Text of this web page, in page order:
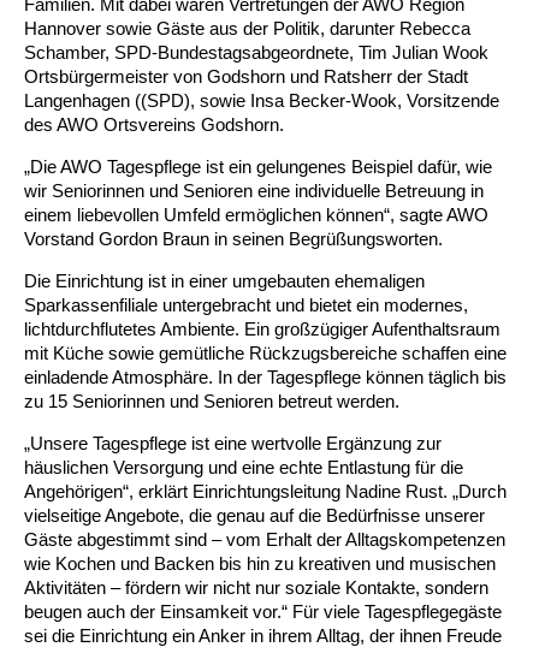
Ortsverein Arnum
Ortsverein Barsinghausen
Ortsverein Bennigsen
Ortsverein Bredenbeck
Ortsverein Godshorn
Ortsverein Garbsen
Ortsverein Fuhrberg
Ortsverein Berenbostel
Ortsverein Burgdorf
Ortsverein Burgdorf
Kindertagesstätte Freytagstraße
Kindertagesstätte Gehägestraße
Kindertagesstätte Gottfried-Keller-Straße /
Familienzentrum
Kindertagesstätte Große Pranke
Kindertagesstätte Herbartstraße
Kindertagesstätte Hiltrud-Grote-Weg
Kindertagesstätte Ibykusweg / Familienzentrum
Kindertagesstätte Johannes-Lau-Hof
Kindertagesstätte Klaus-Müller-Kilian-Weg /
“Mäuseburg” / Familienzentrum
Kindertagesstätte Elmstraße / Familienzentrum
Kindertagesstätte Freudenthalstraße /
Familienzentrum
Kindertagesstätte Freytagstraße
Kindertagesstätte Gehägestraße
Kindertagesstätte Gorch-Fock-Straße
Kindertagesstätte Gottfried-Keller-Straße /
Familienzentrum
Kindertagesstätte Harenberger Straße
Kindertagesstätte Herbartstraße
Kindertagesstätte Hiltrud-Grote-Weg
Kindertagesstätte Pfarrlandplatz
Kindertagesstätte Rosenbergstraße
Hort Salzmannstraße
Kindertagesstätte Schweriner Straße /
Familienzentrum
Außenstelle Hort Stenhusenstraße
Kindertagesstätte Sylter Weg
Kindertagesstätte Mühenkamp / Familienzentrum
Kindertagesstätte Petermannstraße /
Familienzentrum
Kindertagesstätte Schweriner Straße /
Familienzentrum
Life Kinetik
Yoga mit Baby
Yoga in der Schwangerschaft
Stretch und Relax
Fitness für Frauen
Online Pflege- und Seniorenberatung
Helfende Hände
Pflege und Wohnen
Beratungsangebote
Jugendwohnen im Stadtteil
Ältere Menschen
Behördenbegleitung und Formularausfüllhilfe
Mehrsprachige Beratung
Wegweiser Seniorenkompass
Infotelefon
Migration
Berufssprachkurse
Migrationsberatung für junge Menschen
Interkulturelle Beratung für ältere Menschen
Menschen mit Behinderungen
Hannover sowie Gäste aus der Politik, darunter Rebecca
Schamber, SPD-Bundestagsabgeordnete, Tim Julian Wook
Ortsbürgermeister von Godshorn und Ratsherr der Stadt
Langenhagen ((SPD), sowie Insa Becker-Wook, Vorsitzende
des AWO Ortsvereins Godshorn.
„Die AWO Tagespflege ist ein gelungenes Beispiel dafür, wie
wir Seniorinnen und Senioren eine individuelle Betreuung in
einem liebevollen Umfeld ermöglichen können“, sagte AWO
Vorstand Gordon Braun in seinen Begrüßungsworten.
Die Einrichtung ist in einer umgebauten ehemaligen
Sparkassenfiliale untergebracht und bietet ein modernes,
lichtdurchflutetes Ambiente. Ein großzügiger Aufenthaltsraum
mit Küche sowie gemütliche Rückzugsbereiche schaffen eine
einladende Atmosphäre. In der Tagespflege können täglich bis
zu 15 Seniorinnen und Senioren betreut werden.
„Unsere Tagespflege ist eine wertvolle Ergänzung zur
häuslichen Versorgung und eine echte Entlastung für die
Angehörigen“, erklärt Einrichtungsleitung Nadine Rust. „Durch
vielseitige Angebote, die genau auf die Bedürfnisse unserer
Gäste abgestimmt sind – vom Erhalt der Alltagskompetenzen
wie Kochen und Backen bis hin zu kreativen und musischen
Aktivitäten – fördern wir nicht nur soziale Kontakte, sondern
beugen auch der Einsamkeit vor.“ Für viele Tagespflegegäste
sei die Einrichtung ein Anker in ihrem Alltag, der ihnen Freude